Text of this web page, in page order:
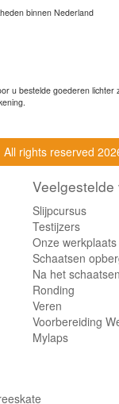
binnen Nederland
u bestelde goederen
All rights reserved
Veelgestelde
Slijpcursus
Testijzers
Onze werkplaats
Schaatsen
Na het schaatsen
Ronding
Veren
Voorbereiding
Mylaps